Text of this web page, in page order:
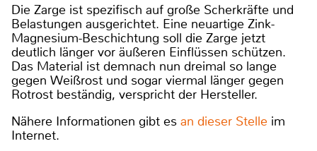
Die Zarge ist spezifisch auf große Scherkräfte und
Belastungen ausgerichtet. Eine neuartige Zink-
Magnesium-Beschichtung soll die Zarge jetzt
deutlich länger vor äußeren Einflüssen schützen.
Das Material ist demnach nun dreimal so lange
gegen Weißrost und sogar viermal länger gegen
Rotrost beständig, verspricht der Hersteller.
Nähere Informationen gibt es an dieser Stelle im
Internet.